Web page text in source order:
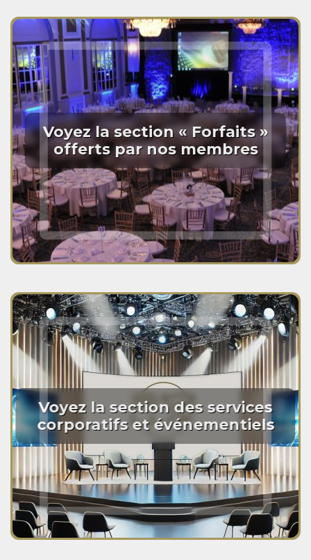
Voyez la section « Forfaits »
offerts par nos membres
Voyez la section des services
corporatifs et événementiels